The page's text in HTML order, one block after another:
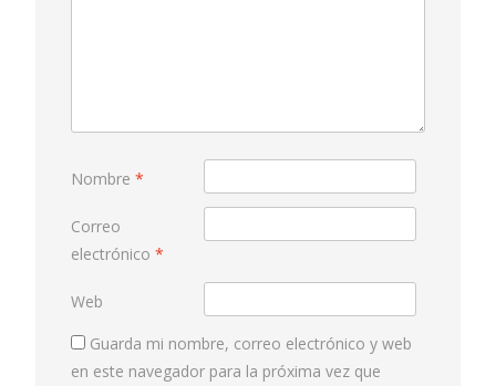
Nombre *
Correo
electrónico *
Web
Guarda mi nombre, correo electrónico y web
en este navegador para la próxima vez que